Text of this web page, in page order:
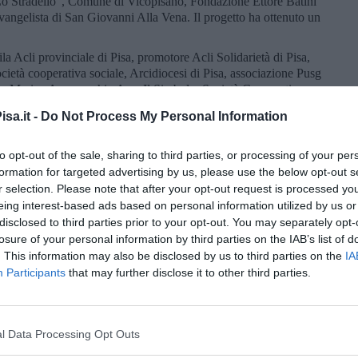
- Do Not Process My Personal Information
opt-out of the sale, sharing to third parties, or processing of your
for targeted advertising by us, please use the below opt-out
selection. Please note that after your opt-out request is processed
interest-based ads based on personal information utilized by us
to third parties prior to your opt-out. You may separately
of your personal information by third parties on the IAB’s list of
This information may also be disclosed by us to third parties on the
Participants that may further disclose it to other third parties.
Data Processing Opt Outs
di San Giovanni Alla Vena. Il progetto ha ottenuto un
Acli provinciale di Pisa, promotore Acli Solidarietà di Pisa,
cooperativa sociale, Arcidiocesi di Pisa, associazione Pusg
Arnovecchio Aps, Il Simbolo, Società Cooperativa
di 5mila euro.
guide e scout cattolici italiani Casciana Terme,
un contributo di 5mila euro.
Pisa Aps, promotore Unità migranti in Italia, partner Tarta
euro.
Legambiente Pisa, promotore Fiab Pisa, partner Ente
Il progetto ha ottenuto un contributo di 5mila
, capofila Croce Rossa Comitato di Pisa, promotore Croce
Scapigliato S.r.l. Il progetto ha ottenuto un contributo di
Valdera Odv, promotori Fondazione Il Gabbiano Blu
partner Comune di Capannoli, Società della Salute Valdera,